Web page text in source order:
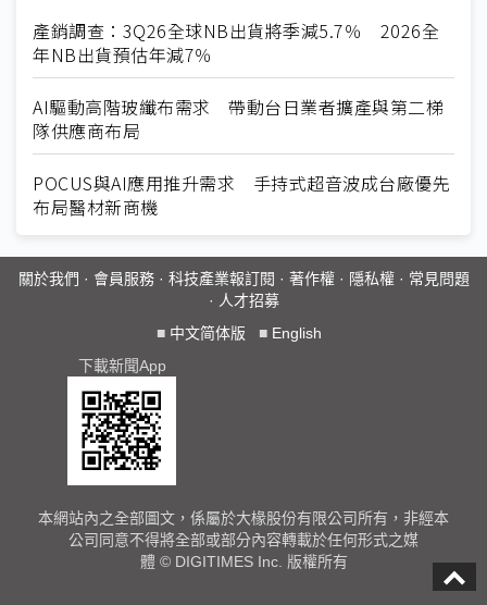
產銷調查：3Q26全球NB出貨將季減5.7％ 2026全
年NB出貨預估年減7％
AI驅動高階玻纖布需求 帶動台日業者擴產與第二梯
隊供應商布局
POCUS與AI應用推升需求 手持式超音波成台廠優先
布局醫材新商機
關於我們 · 會員服務· 科技產業報訂閱 · 著作權· 隱私權· 常見問題
· 人才招募
■ 中文简体版 ■ English
下載新聞App
本網站內之全部圖文，係屬於大椽股份有限公司所有，非經本
公司同意不得將全部或部分內容轉載於任何形式之媒
體 © DIGITIMES Inc. 版權所有